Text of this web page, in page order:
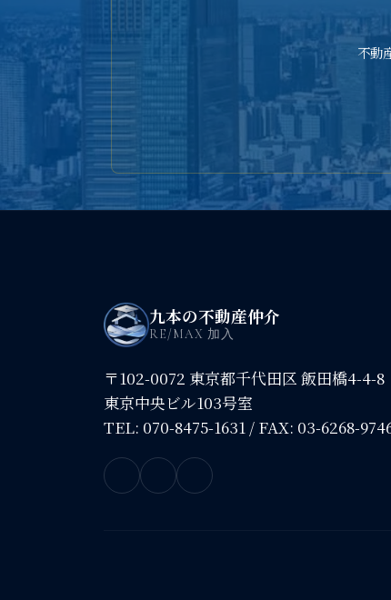
不動
九本の不動産仲介
RE/MAX 加入
〒102-0072 東京都千代田区 飯田橋4-4-8
東京中央ビル103号室
TEL: 070-8475-1631 / FAX: 03-6268-